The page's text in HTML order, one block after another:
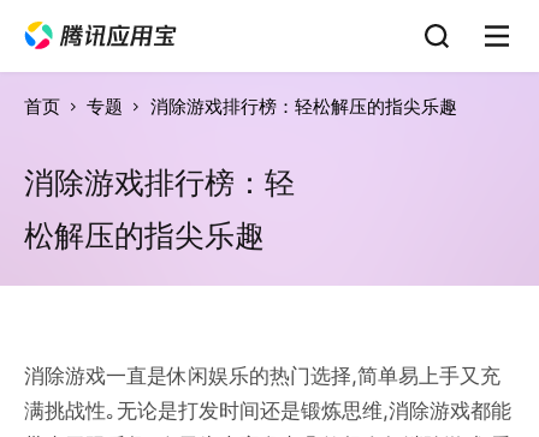
首页 专题 消除游戏排行榜：轻松解压的指尖乐趣
消除游戏排行榜：轻
松解压的指尖乐趣
消除游戏一直是休闲娱乐的热门选择,简单易上手又充
满挑战性｡无论是打发时间还是锻炼思维,消除游戏都能